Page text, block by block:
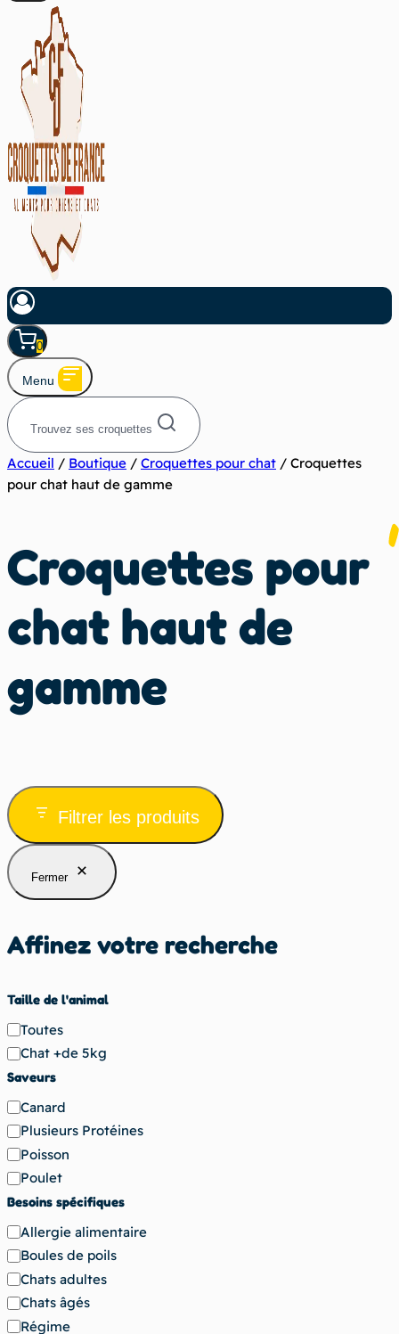
0
Menu
Trouvez ses croquettes
Accueil / Boutique / Croquettes pour chat / Croquettes
pour chat haut de gamme
Croquettes pour
chat haut de
gamme
Filtrer les produits
Fermer
Affinez votre recherche
Taille de l'animal
Taille
de
l'animal
Toutes
Chat +de 5kg
Saveurs
Saveurs
Canard
Plusieurs Protéines
Poisson
Poulet
Besoins spécifiques
Besoins
spécifiques
Allergie alimentaire
Boules de poils
Chats adultes
Chats âgés
Régime